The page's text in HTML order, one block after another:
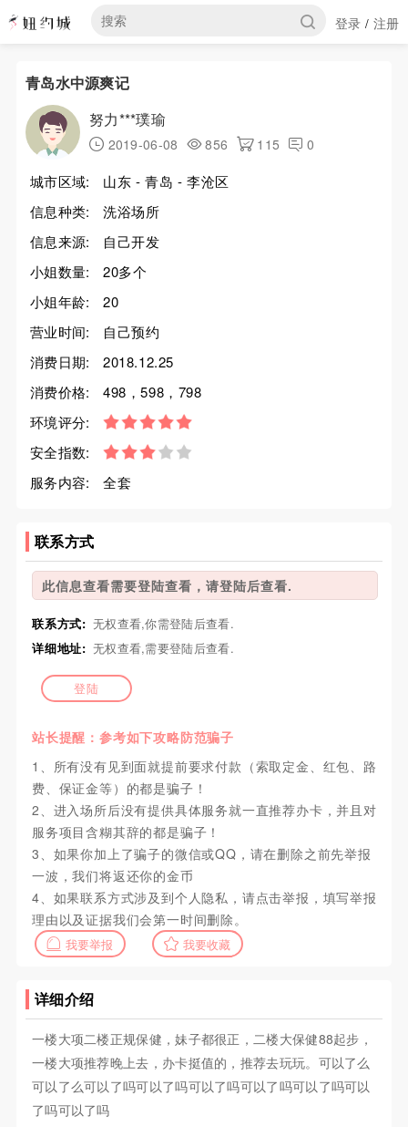
登录 / 注册
青岛水中源爽记
努力***璞瑜
2019-06-08 856 115 0
城市区域:
山东 - 青岛 - 李沧区
信息种类:
洗浴场所
信息来源:
自己开发
小姐数量:
20多个
小姐年龄:
20
营业时间:
自己预约
消费日期:
2018.12.25
消费价格:
498，598，798
环境评分:
安全指数:
服务内容:
全套
联系方式
此信息查看需要登陆查看，请登陆后查看.
联系方式: 无权查看,你需登陆后查看.
详细地址: 无权查看,需要登陆后查看.
登陆
站长提醒：参考如下攻略防范骗子
1、所有没有见到面就提前要求付款（索取定金、红包、路
费、保证金等）的都是骗子！
2、进入场所后没有提供具体服务就一直推荐办卡，并且对
服务项目含糊其辞的都是骗子！
3、如果你加上了骗子的微信或QQ，请在删除之前先举报
一波，我们将返还你的金币
4、如果联系方式涉及到个人隐私，请点击举报，填写举报
理由以及证据我们会第一时间删除。
我要举报 我要收藏
详细介绍
一楼大项二楼正规保健，妹子都很正，二楼大保健88起步，
一楼大项推荐晚上去，办卡挺值的，推荐去玩玩。可以了么
可以了么可以了吗可以了吗可以了吗可以了吗可以了吗可以
了吗可以了吗